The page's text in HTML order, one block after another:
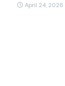
April 24, 2026